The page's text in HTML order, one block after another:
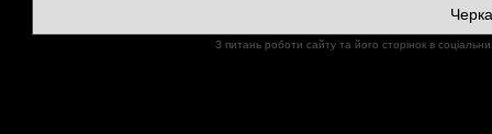
З питань роботи сайту та його сторінок в